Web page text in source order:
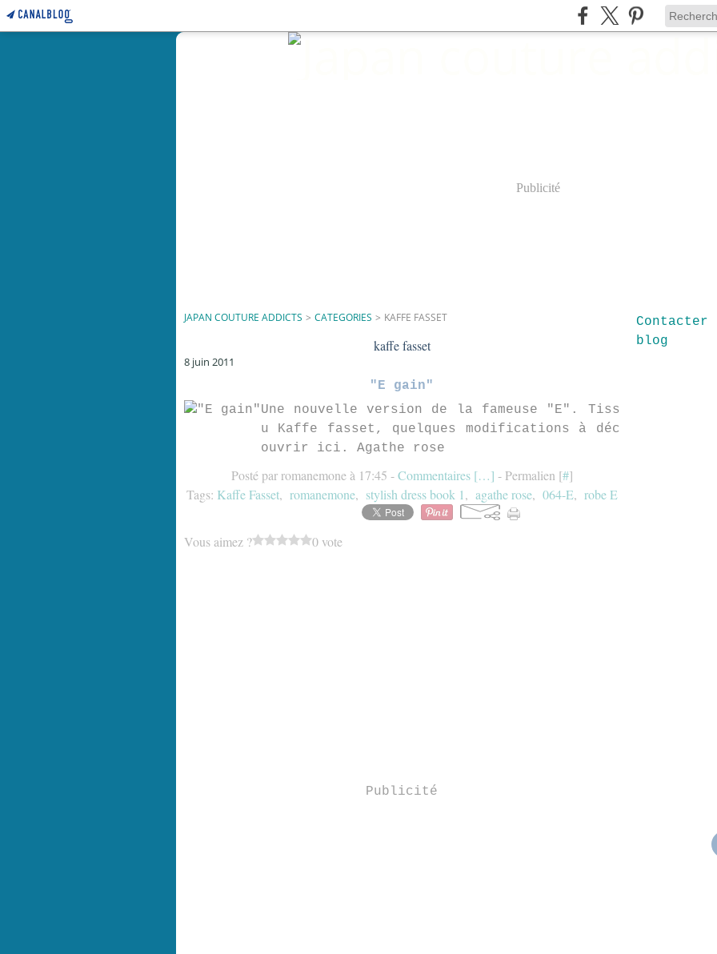
Publicité
JAPAN COUTURE ADDICTS > CATEGORIES > KAFFE FASSET
kaffe fasset
8 juin 2011
"E gain"
Une nouvelle version de la fameuse "E". Tiss
u Kaffe fasset, quelques modifications à déc
ouvrir ici. Agathe rose
Posté par romanemone à 17:45 -Commentaires […] - Permalien [#]
Tags: Kaffe Fasset, romanemone, stylish dress book 1, agathe rose, 064-E, robe E
Vous aimez ? 0 vote
Publicité
blog